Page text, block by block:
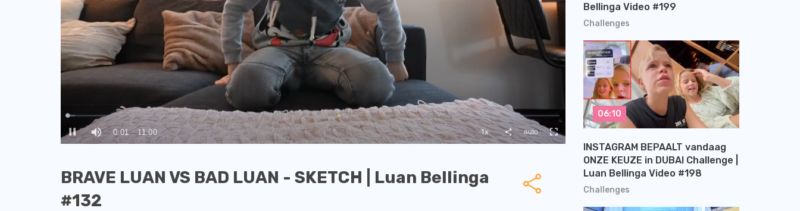
BRAVE LUAN VS BAD LUAN - SKETCH | Luan Bellinga
#132
Challenges
Bellinga Video #199
Challenges
INSTAGRAM BEPAALT vandaag
ONZE KEUZE in DUBAI Challenge |
Luan Bellinga Video #198
06:10